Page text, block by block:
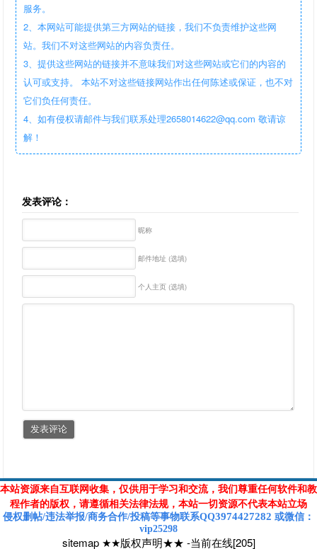
服务。
2、本网站可能提供第三方网站的链接，我们不负责维护这些网
站。我们不对这些网站的内容负责任。
3、提供这些网站的链接并不意味我们对这些网站或它们的内容的
认可或支持。 本站不对这些链接网站作出任何陈述或保证，也不对
它们负任何责任。
4、如有侵权请邮件与我们联系处理2658014622@qq.com 敬请谅
解！
发表评论：
昵称
邮件地址 (选填)
个人主页 (选填)
本站资源来自互联网收集，仅供用于学习和交流，我们尊重任何软件和教
程作者的版权，请遵循相关法律法规，本站一切资源不代表本站立场
侵权删帖/违法举报/商务合作/投稿等事物联系QQ3974427282 或微信 ：
vip25298
sitemap ★★版权声明★★ -当前在线[205]